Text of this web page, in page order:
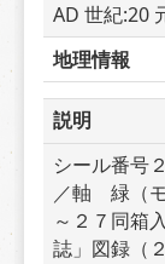
AD 世紀:20
地理情報
説明
シール番号
／軸　緑（
～２７同箱
誌」図録（